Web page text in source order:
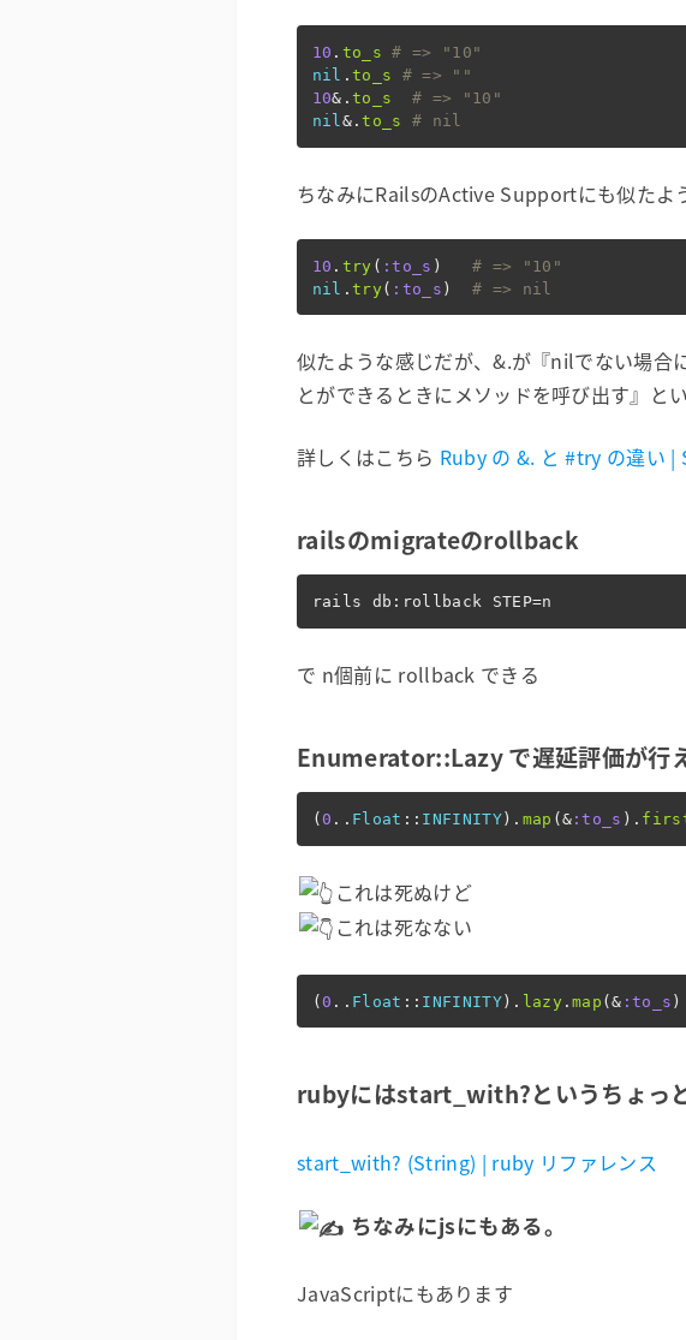
10 . to_s
# => "10"
nil .to_s
# => ""
10& .to_s
# => "10"
nil& .to_s # nil
ちなみにRailsのActive Supportにも似たよ
10 . try ( :to_s )
# => "10"
nil .try ( :to_s ) # => nil
似たような感じだが、&.が『nilでない場合
とができるときにメソッドを呼び出す』と
詳しくはこちら Ruby の &. と #try の違い
railsのmigrateのrollback
rails db:rollback STEP=
で n個前に rollback できる
Enumerator::Lazy で遅延評価が行
(0 .. Float :: INFINITY). map ( & :to_s ).
これは死ぬけど
これは死なない
(0 .. Float :: INFINITY). lazy .map (& :to_s
rubyにはstart_with?というちょっ
start_with? (String) | ruby リファレンス
️ ちなみにjsにもある。
JavaScriptにもあります